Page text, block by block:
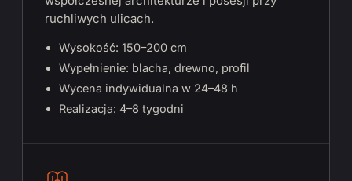
ruchliwych ulicach.
Wysokość: 150–200 cm
Wypełnienie: blacha, drewno, profil
Wycena indywidualna w 24–48 h
Realizacja: 4–8 tygodni